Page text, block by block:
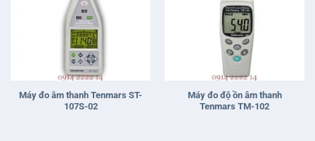
Máy đo âm thanh Tenmars ST-
107S-02
Máy đo độ ồn âm thanh
Tenmars TM-102